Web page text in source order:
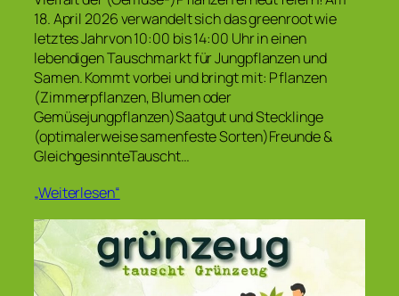
18. April 2026 verwandelt sich das greenroot wie
letztes Jahrvon 10:00 bis 14:00 Uhr in einen
lebendigen Tauschmarkt für Jungpflanzen und
Samen. Kommt vorbei und bringt mit: Pflanzen
(Zimmerpflanzen, Blumen oder
Gemüsejungpflanzen)Saatgut und Stecklinge
(optimalerweise samenfeste Sorten)Freunde &
GleichgesinnteTauscht…
„Weiterlesen“